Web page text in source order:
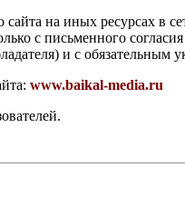
на иных ресурсах в
с письменного
и с обязательным
www.baikal-media.ru